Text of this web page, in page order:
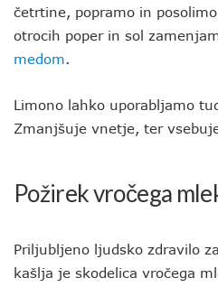
četrtine, popramo in
otrocih poper in sol
medom.
Limono lahko uporabljamo
Zmanjšuje vnetje, ter
Požirek vročega
Priljubljeno ljudsko zdravilo
kašlja je skodelica vročega